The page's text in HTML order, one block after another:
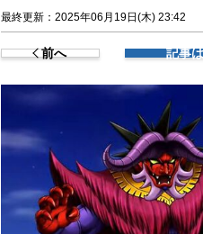
最終更新：2025年06月19日(木) 23:42
前へ 記事